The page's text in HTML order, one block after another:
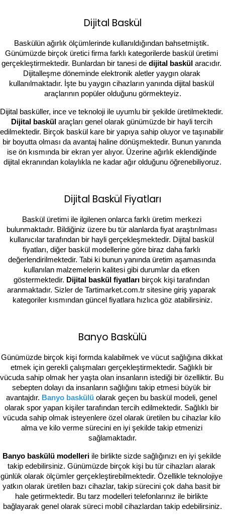
Dijital Baskül
Baskülün ağırlık ölçümlerinde kullanıldığından bahsetmiştik.
Günümüzde birçok üretici firma farklı kategorilerde baskül üretimi
gerçekleştirmektedir. Bunlardan bir tanesi de dijital baskül aracıdır.
Dijitalleşme döneminde elektronik aletler yaygın olarak
kullanılmaktadır. İşte bu yaygın cihazların yanında dijital baskül
araçlarının popüler olduğunu görmekteyiz.
Dijital baskül araçları genel olarak günümüzde bir hayli tercih
edilmektedir. Birçok baskül kare bir yapıya sahip oluyor ve taşınabilir
bir boyutta olması da avantaj haline dönüşmektedir. Bunun yanında
ise ön kısmında bir ekran yer alıyor. Üzerine ağırlık eklendiğinde
dijital ekranından kolaylıkla ne kadar ağır olduğunu öğrenebiliyoruz.
Dijital Baskül Fiyatları
Baskül üretimi ile ilgilenen onlarca farklı üretim merkezi
bulunmaktadır. Bildiğiniz üzere bu tür alanlarda fiyat araştırılması
kullanıcılar tarafından bir hayli gerçekleşmektedir. Dijital baskül
fiyatları, diğer baskül modellerine göre biraz daha farklı
değerlendirilmektedir. Tabi ki bunun yanında üretim aşamasında
kullanılan malzemelerin kalitesi gibi durumlar da etken
göstermektedir. Dijital baskül fiyatları birçok kişi tarafından
aranmaktadır. Sizler de Tartimarket.com.tr sitesine giriş yaparak
kategoriler kısmından güncel fiyatlara hızlıca göz atabilirsiniz.
Banyo Baskülü
Günümüzde birçok kişi formda kalabilmek ve vücut sağlığına dikkat
etmek için gerekli çalışmaları gerçekleştirmektedir. Sağlıklı bir
vücuda sahip olmak her yaşta olan insanların istediği bir özelliktir. Bu
sebepten dolayı da insanların sağlığını takip etmesi büyük bir
avantajdır. Banyo baskülü olarak geçen bu baskül modeli, genel
olarak spor yapan kişiler tarafından tercih edilmektedir. Sağlıklı bir
vücuda sahip olmak isteyenlere özel olarak üretilen bu cihazlar kilo
alma ve kilo verme sürecini en iyi şekilde takip etmenizi
sağlamaktadır.
Banyo baskülü modelleri ile birlikte sizde sağlığınızı en iyi şekilde
takip edebilirsiniz. Günümüzde birçok kişi bu tür cihazları alarak
günlük olarak ölçümler gerçekleştirebilmektedir. Özellikle teknolojiye
yatkın olarak üretilen bazı cihazlar, takip sürecini çok daha basit bir
hale getirmektedir. Bu tarz modelleri telefonlarınız ile birlikte
bağlayarak genel olarak süreci mobil cihazlardan takip edebilirsiniz.